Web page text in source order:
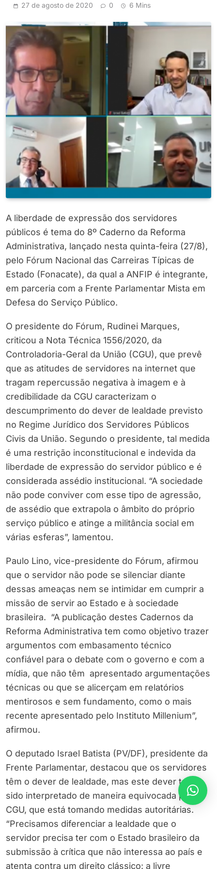
27 de agosto de 2020 0 6 Mins
A liberdade de expressão dos servidores
públicos é tema do 8º Caderno da Reforma
Administrativa, lançado nesta quinta-feira (27/8),
pelo Fórum Nacional das Carreiras Típicas de
Estado (Fonacate), da qual a ANFIP é integrante,
em parceria com a Frente Parlamentar Mista em
Defesa do Serviço Público.
O presidente do Fórum, Rudinei Marques,
criticou a Nota Técnica 1556/2020, da
Controladoria-Geral da União (CGU), que prevê
que as atitudes de servidores na internet que
tragam repercussão negativa à imagem e à
credibilidade da CGU caracterizam o
descumprimento do dever de lealdade previsto
no Regime Jurídico dos Servidores Públicos
Civis da União. Segundo o presidente, tal medida
é uma restrição inconstitucional e indevida da
liberdade de expressão do servidor público e é
considerada assédio institucional. “A sociedade
não pode conviver com esse tipo de agressão,
de assédio que extrapola o âmbito do próprio
serviço público e atinge a militância social em
várias esferas”, lamentou.
Paulo Lino, vice-presidente do Fórum, afirmou
que o servidor não pode se silenciar diante
dessas ameaças nem se intimidar em cumprir a
missão de servir ao Estado e à sociedade
brasileira. “A publicação destes Cadernos da
Reforma Administrativa tem como objetivo trazer
argumentos com embasamento técnico
confiável para o debate com o governo e com a
mídia, que não têm apresentado argumentações
técnicas ou que se alicerçam em relatórios
mentirosos e sem fundamento, como o mais
recente apresentado pelo Instituto Millenium”,
afirmou.
O deputado Israel Batista (PV/DF), presidente da
Frente Parlamentar, destacou que os servidores
têm o dever de lealdade, mas este dever tem
sido interpretado de maneira equivocada pela
CGU, que está tomando medidas autoritárias.
“Precisamos diferenciar a lealdade que o
servidor precisa ter com o Estado brasileiro da
submissão à crítica que não interessa ao país e
atenta contra um direito clássico: a livre